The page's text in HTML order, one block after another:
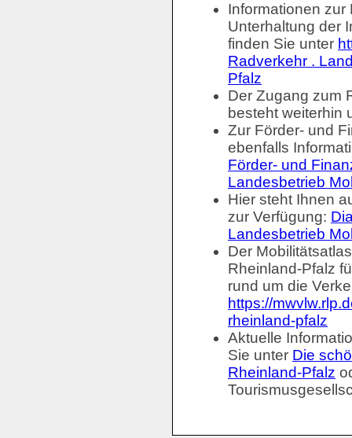
Informationen
Unterhaltung der
finden Sie unter
Radverkehr .
Pfalz
Der Zugang zum
besteht weiterhin
Zur Förder- und
ebenfalls
Förder- und
Landesbetrieb
Hier steht Ihnen
zur Verfügung:
Landesbetrieb
Der
Rheinland-Pfalz
rund um die
https://
rheinland-pfalz
Aktuelle
Sie unter Die
Rheinland-Pfalz